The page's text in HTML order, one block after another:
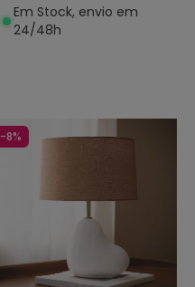
Em Stock, envio em
24/48h
-8%